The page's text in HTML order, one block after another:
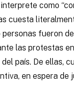
como
cuesta
personas fueron
las protestas
país. De ellas,
en espera de